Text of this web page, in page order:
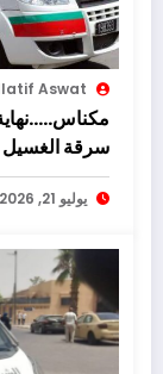
Aswat
سرقة الغسيل
يوليو 21, 2026